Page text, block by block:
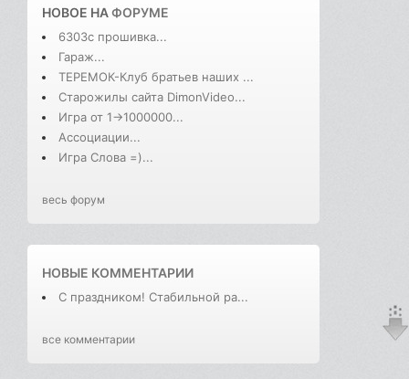
НОВОЕ НАФОРУМЕ
6303с прошивка...
Гараж...
ТЕРЕМОК-Клуб братьев наших ...
Старожилы сайта DimonVideo...
Игра от 1->1000000...
Ассоциации...
Игра Слова =)...
весь форум
НОВЫЕ КОММЕНТАРИИ
С праздником! Стабильной ра...
все комментарии